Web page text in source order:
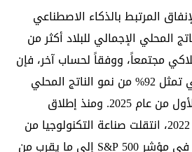
المرتبط بالذكاء الاصطناعي
المحلي الإجمالي للبلاد أكثر من
مجتمعاً، ووفقاً لحساب آخر، فإن
نفقات الذكاء الاصطناعي تمثل 92% من نمو الناتج المحلي
الإجمالي خلال النصف الأول من عام 2025. ومنذ إطلاق
ChatGPT في أواخر عام 2022، انتقلت صناعة التكنولوجيا من
تشكيل 22% من القيمة في مؤشر S&P 500 إلى ما يقرب من